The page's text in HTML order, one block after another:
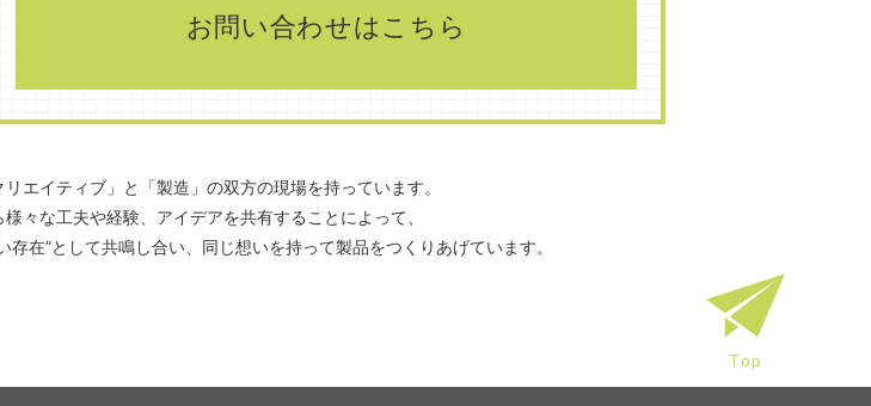
お問い合わせはこちら
エイティブ」と「製造」の双方の現場を持っています。
々な工夫や経験、アイデアを共有することによって、
存在”として共鳴し合い、同じ想いを持って製品をつくりあげています。
Top